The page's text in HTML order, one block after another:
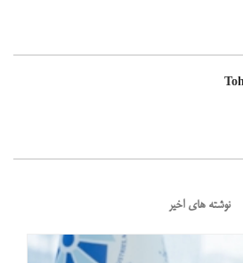
نوشته های اخیر